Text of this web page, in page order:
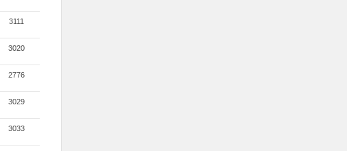
3111
3020
2776
3029
3033